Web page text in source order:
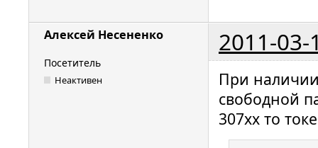
Алексей Несененко 2011-03-
Посетитель
Неактивен
При
свободной
307хх то